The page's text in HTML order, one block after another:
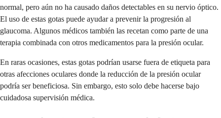
normal, pero aún no ha causado daños detectables en su nervio óptico.
El uso de estas gotas puede ayudar a prevenir la progresión al
glaucoma. Algunos médicos también las recetan como parte de una
terapia combinada con otros medicamentos para la presión ocular.
En raras ocasiones, estas gotas podrían usarse fuera de etiqueta para
otras afecciones oculares donde la reducción de la presión ocular
podría ser beneficiosa. Sin embargo, esto solo debe hacerse bajo
cuidadosa supervisión médica.